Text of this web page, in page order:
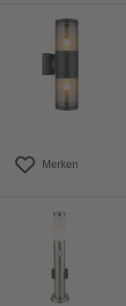
Merken